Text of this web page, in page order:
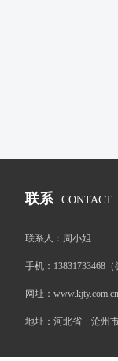
联系 CONTACT
联系人： 周小姐
手机： 13831733468
网址： www.kjty.com.cn
地址： 河北省 沧州